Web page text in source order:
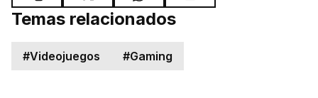
Temas relacionados
#Videojuegos #Gaming